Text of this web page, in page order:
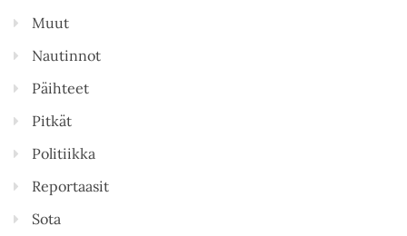
Muut
Nautinnot
Päihteet
Pitkät
Politiikka
Reportaasit
Sota